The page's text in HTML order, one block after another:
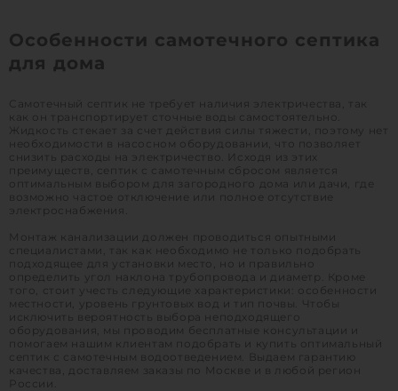
Особенности самотечного септика
для дома
Самотечный септик не требует наличия электричества, так
как он транспортирует сточные воды самостоятельно.
Жидкость стекает за счет действия силы тяжести, поэтому нет
необходимости в насосном оборудовании, что позволяет
снизить расходы на электричество. Исходя из этих
преимуществ, септик с самотечным сбросом является
оптимальным выбором для загородного дома или дачи, где
возможно частое отключение или полное отсутствие
электроснабжения.
Монтаж канализации должен проводиться опытными
специалистами, так как необходимо не только подобрать
подходящее для установки место, но и правильно
определить угол наклона трубопровода и диаметр. Кроме
того, стоит учесть следующие характеристики: особенности
местности, уровень грунтовых вод и тип почвы. Чтобы
исключить вероятность выбора неподходящего
оборудования, мы проводим бесплатные консультации и
помогаем нашим клиентам подобрать и купить оптимальный
септик с самотечным водоотведением. Выдаем гарантию
качества, доставляем заказы по Москве и в любой регион
России.